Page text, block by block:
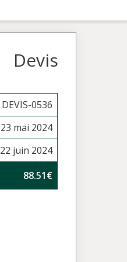
Devis
DEVIS-0536
23 mai 2024
22 juin 2024
88.51€